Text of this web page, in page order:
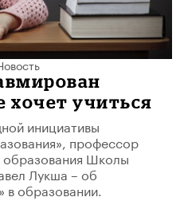
хочет учиться
инициативы
профессор
образования Школы
Лукша – об
в образовании.